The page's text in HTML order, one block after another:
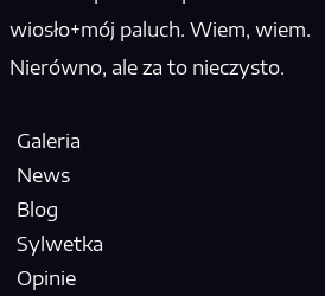
wiosło+mój paluch. Wiem, wiem.
Nierówno, ale za to nieczysto.
Galeria
News
Blog
Sylwetka
Opinie